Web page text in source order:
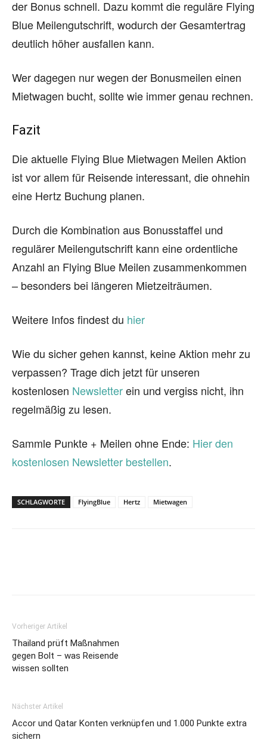
der Bonus schnell. Dazu kommt die reguläre Flying
Blue Meilengutschrift, wodurch der Gesamtertrag
deutlich höher ausfallen kann.
Wer dagegen nur wegen der Bonusmeilen einen
Mietwagen bucht, sollte wie immer genau rechnen.
Fazit
Die aktuelle Flying Blue Mietwagen Meilen Aktion
ist vor allem für Reisende interessant, die ohnehin
eine Hertz Buchung planen.
Durch die Kombination aus Bonusstaffel und
regulärer Meilengutschrift kann eine ordentliche
Anzahl an Flying Blue Meilen zusammenkommen
– besonders bei längeren Mietzeiträumen.
Weitere Infos findest du hier
Wie du sicher gehen kannst, keine Aktion mehr zu
verpassen? Trage dich jetzt für unseren
kostenlosen Newsletterein und vergiss nicht, ihn
regelmäßig zu lesen.
Sammle Punkte + Meilen ohne Ende: Hier den
kostenlosen Newsletter bestellen.
SCHLAGWORTE FlyingBlue Hertz Mietwagen
Vorheriger Artikel
Thailand prüft Maßnahmen
gegen Bolt – was Reisende
wissen sollten
Nächster Artikel
Accor und Qatar Konten verknüpfen und 1.000 Punkte extra
sichern